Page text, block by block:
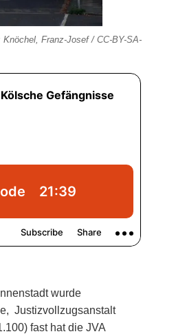
Franz-Josef / CC-BY-SA-
wurde
Justizvollzugsanstalt
fast hat die JVA